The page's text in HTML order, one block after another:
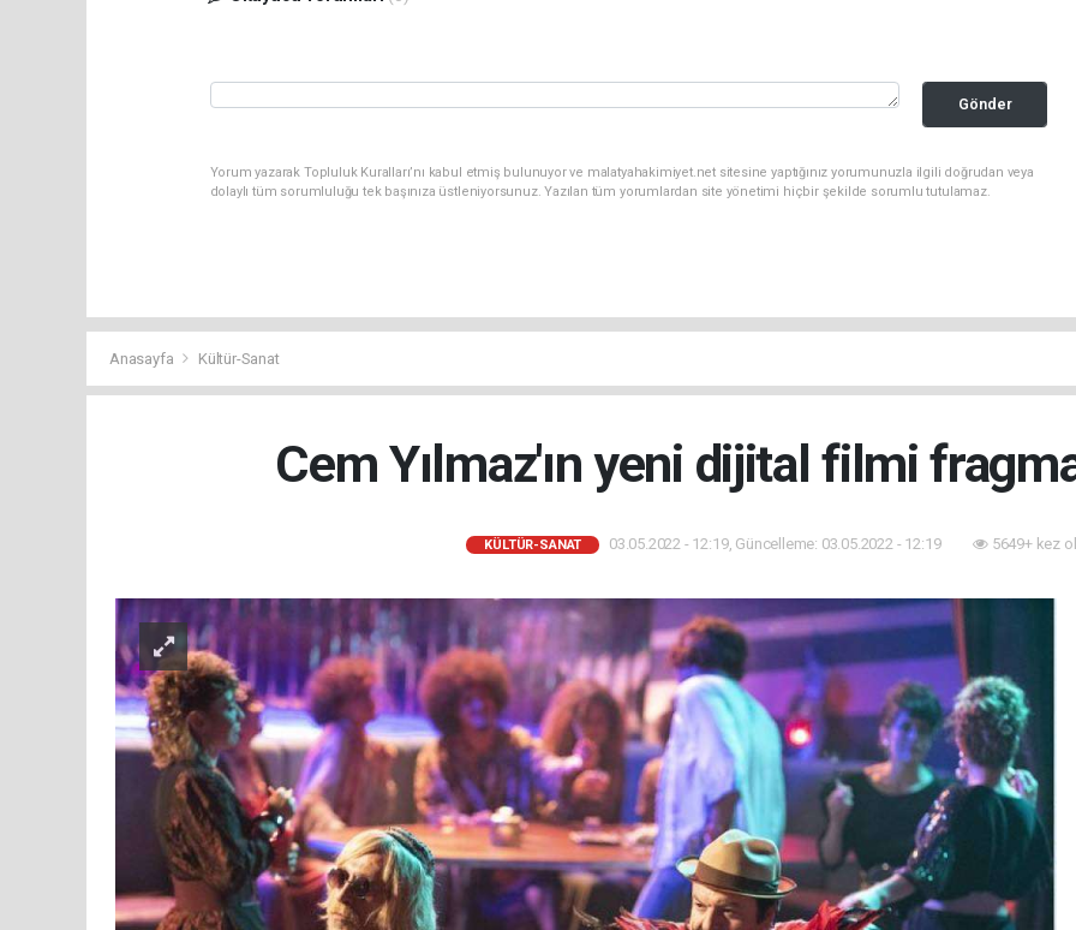
Gönder
Yorum yazarak Topluluk Kuralları’nı kabul etmiş bulunuyor ve malatyahakimiyet.net sitesine yaptığınız yorumunuzla ilgili doğrudan veya
dolaylı tüm sorumluluğu tek başınıza üstleniyorsunuz. Yazılan tüm yorumlardan site yönetimi hiçbir şekilde sorumlu tutulamaz.
Anasayfa Kültür-Sanat
Cem Yılmaz'ın yeni dijital filmi
KÜLTÜR-SANAT 03.05.2022 - 12:19, Güncelleme: 03.05.2022 - 12:19 5649+ kez